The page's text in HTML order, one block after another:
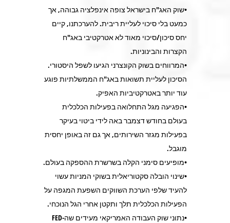
•שוק האג"ח בישראל צופה אינפלציה גבוהה, אך
כמעט בלי סיכוי לעליית ריבית. להערכתנו, קיים
יחס סיכון/סיכוי מאוד לא אטרקטיבי באג"ח
הקצרות והבינוניות.
•המרווחים בשוק הקונצרני הגיעו לשפל היסטורי.
הסיכון לעליית תשואות באג"ח הממשלתיות פוגע
עוד יותר באטרקטיביות האפיק.
•הפגיעה מגל התחלואה בפעילות הכלכלית
בעולם בחודש דצמבר באה לידי ביטוי בעיקר
בפעילות מגזר השירותים, אך גם זה באופן יחסית
מוגבל.
•מופיעים סימני הקלה בשרשרת ההספקה בעולם.
•שינוי הובלה סקטוריאלית בשוקי המניות עשוי
להעיד שלפי הערכת השווקים השפעת המגפה על
הפעילות הכלכלית תלך ותקטן אחרי הגל הנוכחי.
•נתוני שוק העבודה האמריקאי מעידים שה-FED